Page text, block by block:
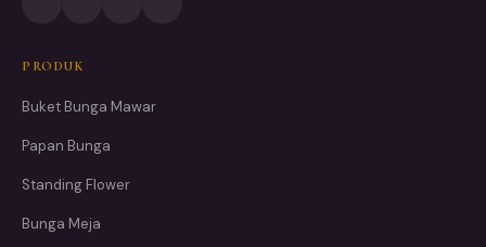
PRODUK
Buket Bunga Mawar
Papan Bunga
Standing Flower
Bunga Meja